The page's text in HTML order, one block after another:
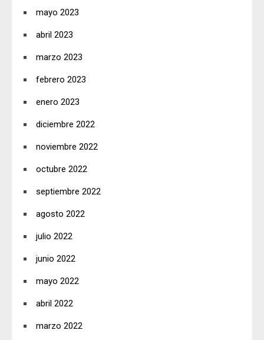
mayo 2023
abril 2023
marzo 2023
febrero 2023
enero 2023
diciembre 2022
noviembre 2022
octubre 2022
septiembre 2022
agosto 2022
julio 2022
junio 2022
mayo 2022
abril 2022
marzo 2022